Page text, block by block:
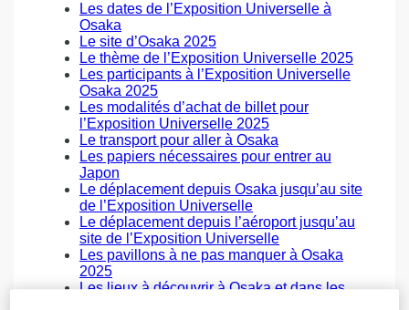
Les dates de l’Exposition Universelle à
Osaka
Le site d’Osaka 2025
Le thème de l’Exposition Universelle 2025
Les participants à l’Exposition Universelle
Osaka 2025
Les modalités d’achat de billet pour
l’Exposition Universelle 2025
Le transport pour aller à Osaka
Les papiers nécessaires pour entrer au
Japon
Le déplacement depuis Osaka jusqu’au site
de l’Exposition Universelle
Le déplacement depuis l’aéroport jusqu’au
site de l’Exposition Universelle
Les pavillons à ne pas manquer à Osaka
2025
Les lieux à découvrir à Osaka et dans les